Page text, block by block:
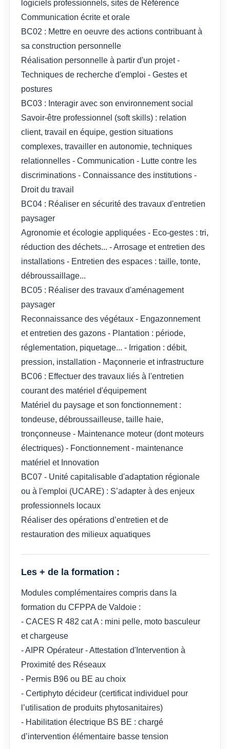
logiciels professionnels, sites de Référence
Communication écrite et orale
BC02 : Mettre en oeuvre des actions contribuant à
sa construction personnelle
Réalisation personnelle à partir d'un projet -
Techniques de recherche d'emploi - Gestes et
postures
BC03 : Interagir avec son environnement social
Savoir-être professionnel (soft skills) : relation
client, travail en équipe, gestion situations
complexes, travailler en autonomie, techniques
relationnelles - Communication - Lutte contre les
discriminations - Connaissance des institutions -
Droit du travail
BC04 : Réaliser en sécurité des travaux d'entretien
paysager
Agronomie et écologie appliquées - Eco-gestes : tri,
réduction des déchets... - Arrosage et entretien des
installations - Entretien des espaces : taille, tonte,
débroussaillage...
BC05 : Réaliser des travaux d'aménagement
paysager
Reconnaissance des végétaux - Engazonnement
et entretien des gazons - Plantation : période,
réglementation, piquetage... - Irrigation : débit,
pression, installation - Maçonnerie et infrastructure
BC06 : Effectuer des travaux liés à l'entretien
courant des matériel d'équipement
Matériel du paysage et son fonctionnement :
tondeuse, débroussailleuse, taille haie,
tronçonneuse - Maintenance moteur (dont moteurs
électriques) - Fonctionnement - maintenance
matériel et Innovation
BC07 - Unité capitalisable d'adaptation régionale
ou à l'emploi (UCARE) : S’adapter à des enjeux
professionnels locaux
Réaliser des opérations d’entretien et de
restauration des milieux aquatiques
Les + de la formation :
Modules complémentaires compris dans la
formation du CFPPA de Valdoie :
- CACES R 482 cat A : mini pelle, moto basculeur
et chargeuse
- AIPR Opérateur - Attestation d'Intervention à
Proximité des Réseaux
- Permis B96 ou BE au choix
- Certiphyto décideur (certificat individuel pour
l’utilisation de produits phytosanitaires)
- Habilitation électrique BS BE : chargé
d’intervention élémentaire basse tension